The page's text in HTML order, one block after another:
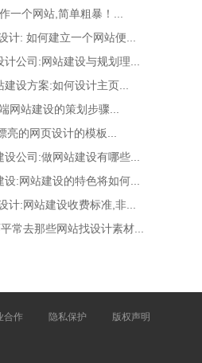
一个网站,简单粗暴！...
计: 如何建立一个网站便...
公司:网站建设与规划理...
建设方案:如何设计主页...
网站建设的策划步骤...
亮的网页设计的模板...
公司:做网站建设有哪些...
:网站建设的特色将如何...
计:网站建设收费标准,非...
常去那些网站找设计素材...
合作 隐私保护
版权声明